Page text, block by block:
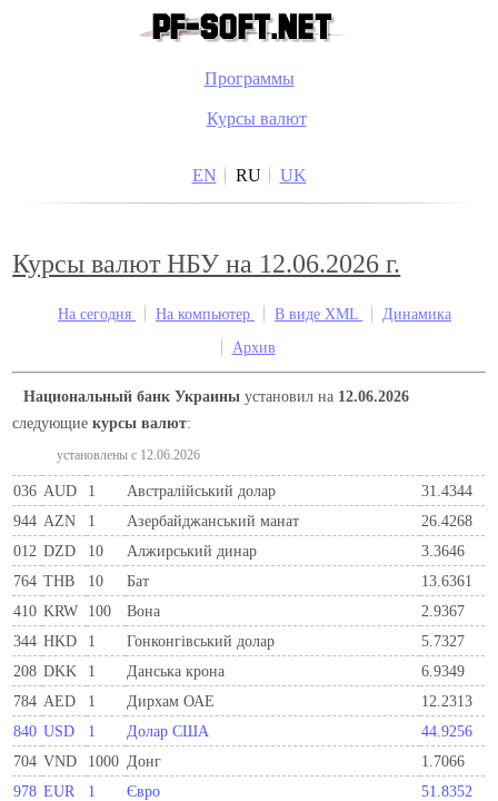
Программы
Курсы валют
EN RU UK
Курсы валют НБУ на 12.06.2026 г.
На сегодня На компьютер В виде XML
Динамика
Архив
Национальный банк Украины установил на 12.06.2026
следующиекурсы валют:
установлены c 12.06.2026
036 AUD 1 Австралійський долар
31.4344
944 AZN 1 Азербайджанський манат
26.4268
012 DZD 10 Алжирський динар
3.3646
764 THB 10 Бат
13.6361
410 KRW 100 Вона
2.9367
344 HKD 1 Гонконгівський долар
5.7327
208 DKK 1 Данська крона
6.9349
784 AED 1 Дирхам ОАЕ
12.2313
840 USD 1 Долар США
44.9256
704 VND 1000 Донг
1.7066
978 EUR 1 Євро
51.8352